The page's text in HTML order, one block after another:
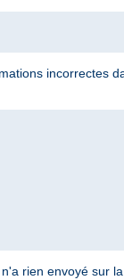
incorrectes
rien envoyé sur